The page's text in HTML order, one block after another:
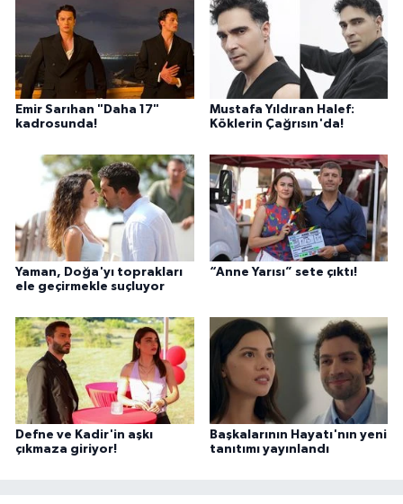
Emir Sarıhan "Daha 17"
kadrosunda!
Mustafa Yıldıran Halef:
Köklerin Çağrısın'da!
Yaman, Doğa'yı toprakları
ele geçirmekle suçluyor
“Anne Yarısı” sete çıktı!
Defne ve Kadir'in aşkı
çıkmaza giriyor!
Başkalarının Hayatı'nın yeni
tanıtımı yayınlandı